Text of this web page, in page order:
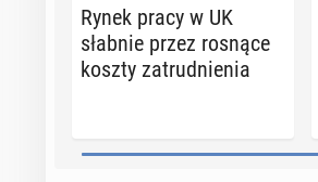
Rynek pracy w UK
słabnie przez rosnące
koszty za­trud­nie­nia